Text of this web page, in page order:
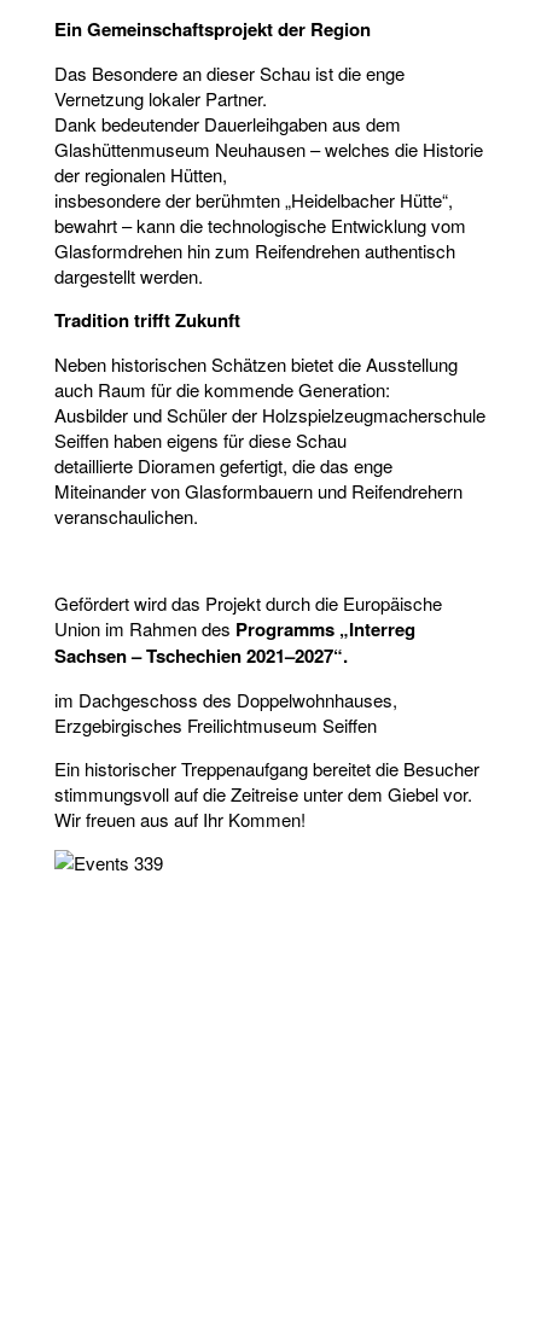
Ein Gemeinschaftsprojekt der Region
Das Besondere an dieser Schau ist die enge
Vernetzung lokaler Partner.
Dank bedeutender Dauerleihgaben aus dem
Glashüttenmuseum Neuhausen – welches die Historie
der regionalen Hütten,
insbesondere der berühmten „Heidelbacher Hütte“,
bewahrt – kann die technologische Entwicklung vom
Glasformdrehen hin zum Reifendrehen authentisch
dargestellt werden.
Tradition trifft Zukunft
Neben historischen Schätzen bietet die Ausstellung
auch Raum für die kommende Generation:
Ausbilder und Schüler der Holzspielzeugmacherschule
Seiffen haben eigens für diese Schau
detaillierte Dioramen gefertigt, die das enge
Miteinander von Glasformbauern und Reifendrehern
veranschaulichen.
Gefördert wird das Projekt durch die Europäische
Union im Rahmen des Programms „Interreg
Sachsen – Tschechien 2021–2027“.
im Dachgeschoss des Doppelwohnhauses,
Erzgebirgisches Freilichtmuseum Seiffen
Ein historischer Treppenaufgang bereitet die Besucher
stimmungsvoll auf die Zeitreise unter dem Giebel vor.
Wir freuen aus auf Ihr Kommen!